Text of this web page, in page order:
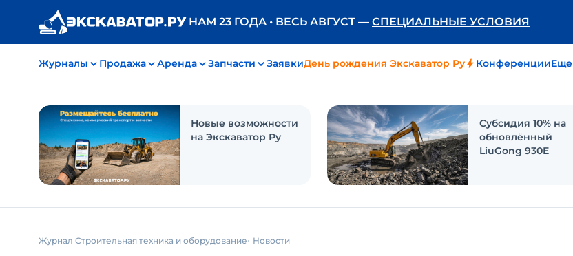
НАМ 23 ГОДА • ВЕСЬ АВГУСТ — СПЕЦИАЛЬНЫЕ УСЛОВИЯ
Журналы Продажа Аренда Запчасти ЗаявкиДень рождения Экскаватор Ру КонференцииЕще
Новые возможности
на Экскаватор Ру
Субсидия 10% на
обновлённый
LiuGong 930E
Журнал Строительная техника и оборудование Новости